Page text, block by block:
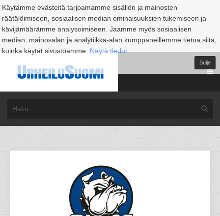
Käytämme evästeitä tarjoamamme sisällön ja mainosten
räätälöimiseen, sosiaalisen median ominaisuuksien tukemiseen ja
kävijämäärämme analysoimiseen. Jaamme myös sosiaalisen
median, mainosalan ja analytiikka-alan kumppaneillemme tietoa siitä,
kuinka käytät sivustoamme. Näytä tiedot
Sulje